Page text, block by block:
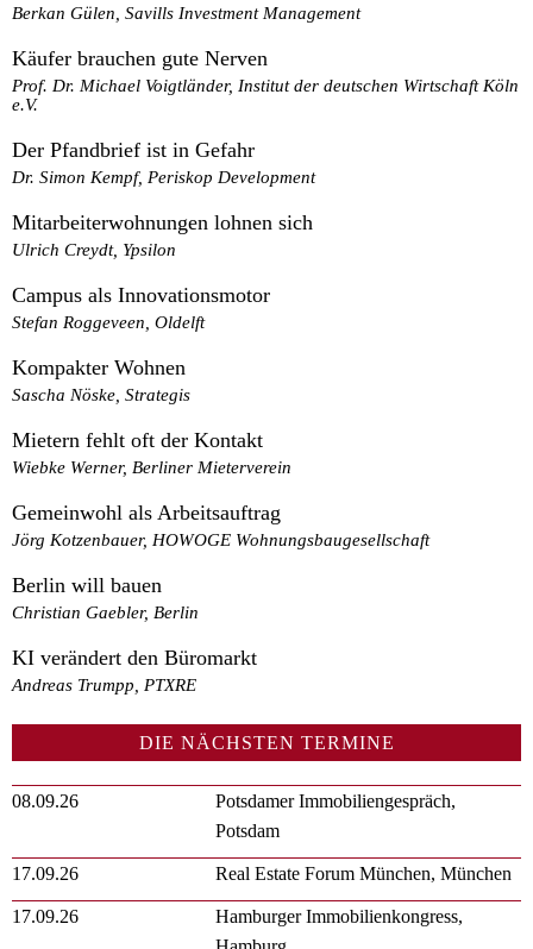
Berkan Gülen, Savills Investment Management
Käufer brauchen gute Nerven
Prof. Dr. Michael Voigtländer, Institut der deutschen Wirtschaft Köln
e.V.
Der Pfandbrief ist in Gefahr
Dr. Simon Kempf, Periskop Development
Mitarbeiterwohnungen lohnen sich
Ulrich Creydt, Ypsilon
Campus als Innovationsmotor
Stefan Roggeveen, Oldelft
Kompakter Wohnen
Sascha Nöske, Strategis
Mietern fehlt oft der Kontakt
Wiebke Werner, Berliner Mieterverein
Gemeinwohl als Arbeitsauftrag
Jörg Kotzenbauer, HOWOGE Wohnungsbaugesellschaft
Berlin will bauen
Christian Gaebler, Berlin
KI verändert den Büromarkt
Andreas Trumpp, PTXRE
DIE NÄCHSTEN TERMINE
08.09.26
Potsdamer Immobiliengespräch,
Potsdam
17.09.26 Real Estate Forum München, München
17.09.26
Hamburger Immobilienkongress,